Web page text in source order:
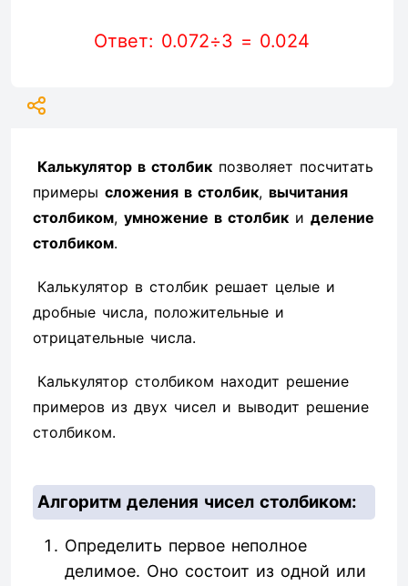
Ответ: 0.072÷3 = 0.024
Калькулятор в столбик позволяет посчитать
примеры сложения в столбик, вычитания
столбиком, умножение в столбик и деление
столбиком.
Калькулятор в столбик решает целые и
дробные числа, положительные и
отрицательные числа.
Калькулятор столбиком находит решение
примеров из двух чисел и выводит решение
столбиком.
Алгоритм деления чисел столбиком:
Определить первое неполное
делимое. Оно состоит из одной или